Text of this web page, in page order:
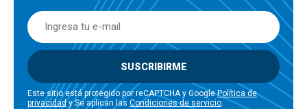
SUSCRIBIRME
Este sitio está protegido por reCAPTCHA y GooglePolítica de
privacidady Se aplican las Condiciones de servicio.